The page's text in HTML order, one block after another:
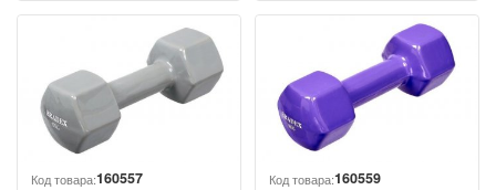
Код товара:160557 Код товара:160559